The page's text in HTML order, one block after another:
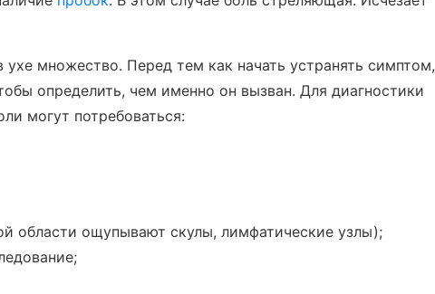
ухе множество. Перед тем как начать устранять симптом,
определить, чем именно он вызван. Для диагностики
могут потребоваться:
области ощупывают скулы, лимфатические узлы);